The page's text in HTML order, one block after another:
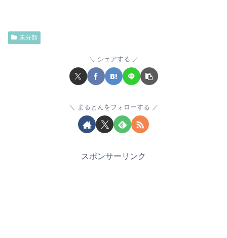
未分類
シェアする
まるとんをフォローする
スポンサーリンク